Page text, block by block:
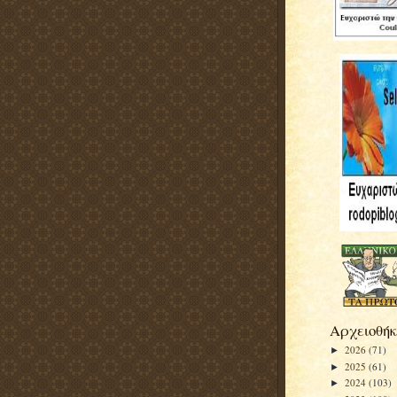
► 2026 (71)
► 2025 (61)
► 2024 (103)